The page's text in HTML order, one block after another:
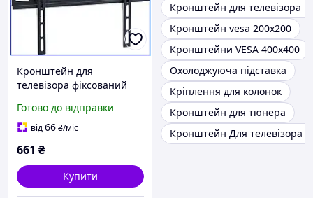
Кронштейн для
телевізора фіксований
400х400 посилений до
40кг LCD-907SF KR-1006
Готово до відправки
від66₴/міс
661 ₴
Купити
Кронштейн для телевізора
Кронштейн vesa 200x200
Кронштейни VESA 400x400
Охолоджуюча підставка
Кріплення для колонок
Кронштейн для тюнера
Кронштейн Для телевізора